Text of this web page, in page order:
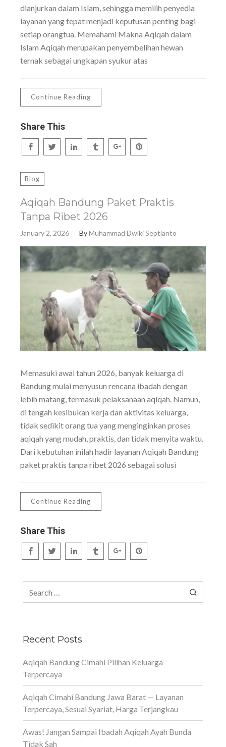
dianjurkan dalam Islam, sehingga memilih penyedia
layanan yang tepat menjadi keputusan penting bagi
setiap orangtua. Memahami Makna Aqiqah dalam
Islam Aqiqah merupakan penyembelihan hewan
ternak sebagai ungkapan syukur atas
Continue Reading
Share This
Blog
Aqiqah Bandung Paket Praktis
Tanpa Ribet 2026
January 2, 2026 ByMuhammad Dwiki Septianto
Memasuki awal tahun 2026, banyak keluarga di
Bandung mulai menyusun rencana ibadah dengan
lebih matang, termasuk pelaksanaan aqiqah. Namun,
di tengah kesibukan kerja dan aktivitas keluarga,
tidak sedikit orang tua yang menginginkan proses
aqiqah yang mudah, praktis, dan tidak menyita waktu.
Dari kebutuhan inilah hadir layanan Aqiqah Bandung
paket praktis tanpa ribet 2026 sebagai solusi
Continue Reading
Share This
Recent Posts
Aqiqah Bandung Cimahi Pilihan Keluarga
Terpercaya
Aqiqah Cimahi Bandung Jawa Barat — Layanan
Terpercaya, Sesuai Syariat, Harga Terjangkau
Awas! Jangan Sampai Ibadah Aqiqah Ayah Bunda
Tidak Sah